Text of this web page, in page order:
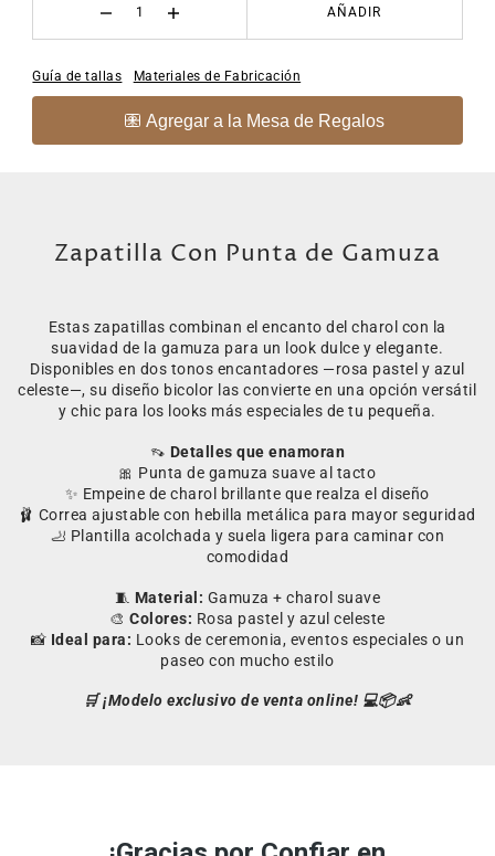
AÑADIR
Guía de tallas Materiales de Fabricación
Zapatilla Con Punta de Gamuza
Estas zapatillas combinan el encanto del charol con la
suavidad de la gamuza para un look dulce y elegante.
Disponibles en dos tonos encantadores —rosa pastel y azul
celeste—, su diseño bicolor las convierte en una opción versátil
y chic para los looks más especiales de tu pequeña.
👡 Detalles que enamoran
🎀 Punta de gamuza suave al tacto
✨ Empeine de charol brillante que realza el diseño
🩰 Correa ajustable con hebilla metálica para mayor seguridad
🦶 Plantilla acolchada y suela ligera para caminar con
comodidad
🧵 Material: Gamuza + charol suave
🎨Colores: Rosa pastel y azul celeste
📸 Ideal para: Looks de ceremonia, eventos especiales o un
paseo con mucho estilo
🛒 ¡Modelo exclusivo de venta online! 💻📦👶